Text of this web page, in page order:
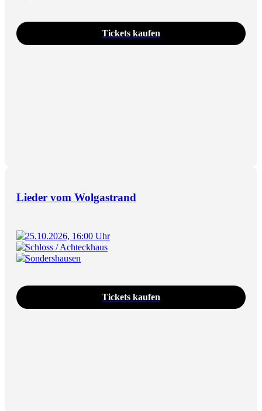
Tickets kaufen
Lieder vom Wolgastrand
25.10.2026, 16:00 Uhr
Schloss / Achteckhaus
Sondershausen
Tickets kaufen